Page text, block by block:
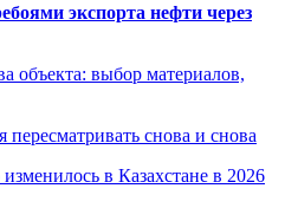
экспорта нефти через
объекта: выбор материалов,
снова и снова
в Казахстане в 2026